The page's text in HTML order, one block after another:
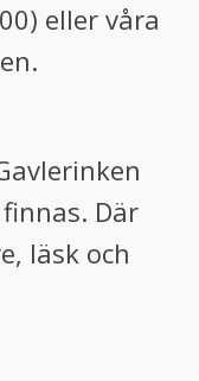
eller våra
Där
läsk och